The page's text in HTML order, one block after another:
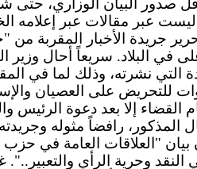
صدور البيان الوزاري، حتى
ليست عبر مقالات عبر
جريدة الأخبار المقربة من
البلاد. سريعاً أحال وزير
التي نشرته، وذلك لما في
للتحريض على العصيان
القضاء إلا بعد دعوة
المذكور، رافضاً مثوله
بيان "العلاقات العامة في